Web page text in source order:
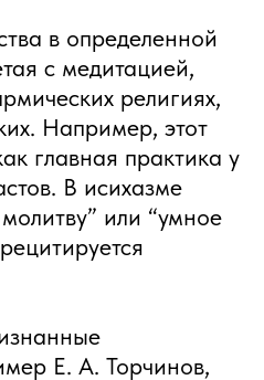
в определенной
с медитацией,
религиях,
Например, этот
главная практика у
В исихазме
или “умное
Е. А. Торчинов,